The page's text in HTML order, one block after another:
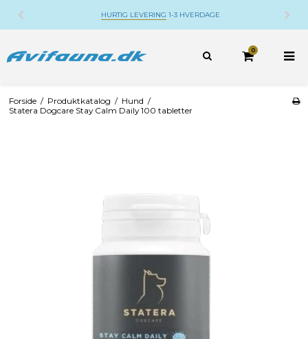
HURTIG LEVERING 1-3 HVERDAGE
0
Forside / Produktkatalog / Hund /
Statera Dogcare Stay Calm Daily 100 tabletter